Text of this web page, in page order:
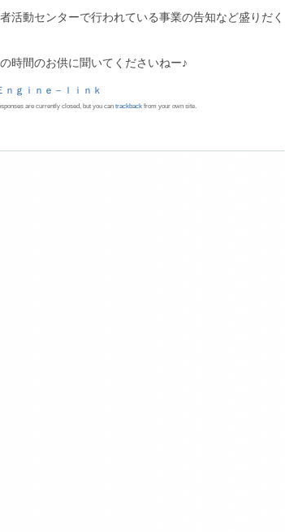
活動センターで行われている事業の告知など盛りだく
時間のお供に聞いてくださいねー♪
ｎｇｉｎｅ－ｌｉｎｋ
are currently closed, but you can trackback from your own site.